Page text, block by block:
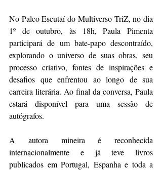
No Palco Escutaí do Multiverso TriZ, no dia
1º de outubro, às 18h, Paula Pimenta
participará de um bate-papo descontraído,
explorando o universo de suas obras, seu
processo criativo, fontes de inspirações e
desafios que enfrentou ao longo de sua
carreira literária. Ao final da conversa, Paula
estará disponível para uma sessão de
autógrafos.
A autora mineira é reconhecida
internacionalmente e já teve livros
publicados em Portugal, Espanha e toda a